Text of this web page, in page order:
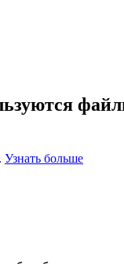
Узнать больше